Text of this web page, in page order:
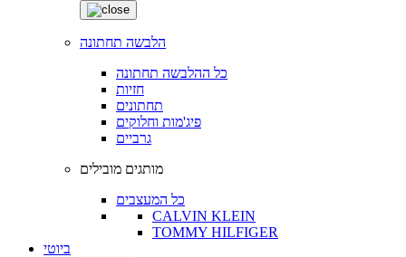
הלבשה תחתונה
כל ההלבשה תחתונה
חזיות
תחתונים
פיג'מות וחלוקים
גרביים
מותגים מובילים
כל המעצבים
CALVIN KLEIN
TOMMY HILFIGER
ביוטי